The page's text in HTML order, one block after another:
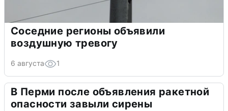
Соседние регионы объявили
воздушную тревогу
6 августа 1
В Перми после объявления ракетной
опасности завыли сирены